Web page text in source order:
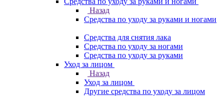
Назад
Средства по уходу за руками и ногами
Средства для снятия лака
Средства по уходу за ногами
Средства по уходу за руками
Уход за лицом
Назад
Уход за лицом
Другие средства по уходу за лицом